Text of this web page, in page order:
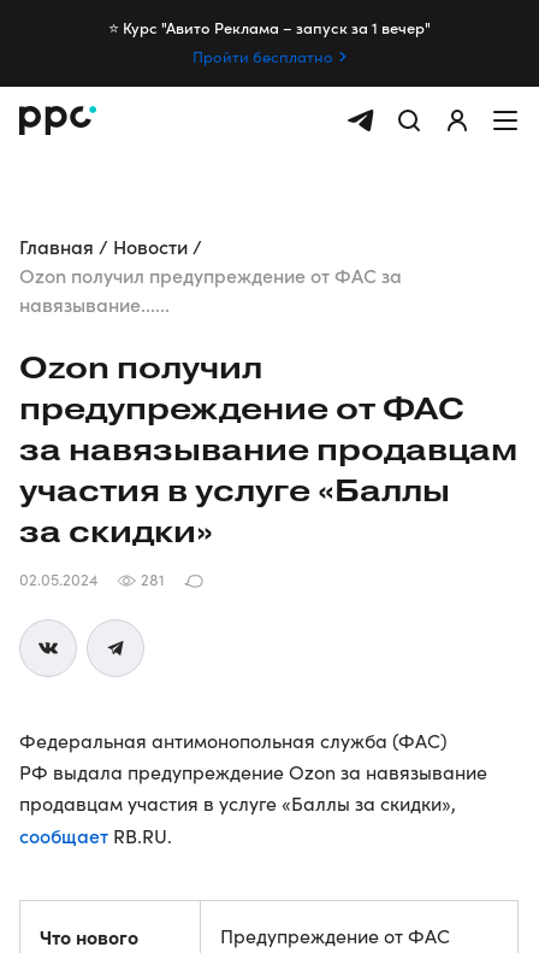
⭐️ Курс "Авито Реклама – запуск за 1 вечер"
Пройти бесплатно
Главная
Новости
Ozon получил предупреждение от ФАС за
навязывание......
Ozon получил
предупреждение от ФАС
за навязывание продавцам
участия в услуге «Баллы
за скидки»
02.05.2024 281
Федеральная антимонопольная служба (ФАС)
РФ выдала предупреждение Ozon за навязывание
продавцам участия в услуге «Баллы за скидки»,
сообщает RB.RU.
Что нового
Предупреждение от ФАС